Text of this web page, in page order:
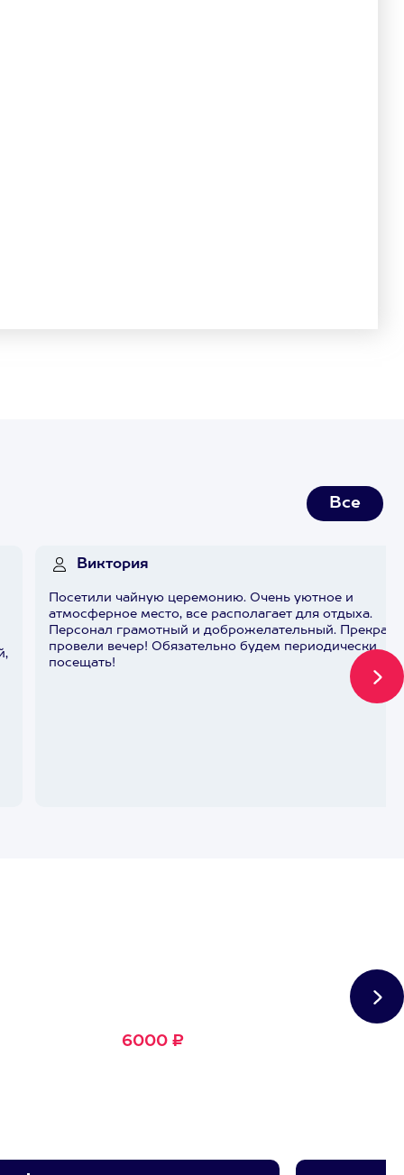
Все
Виктория
Посетили чайную церемонию. Очень уютное и
атмосферное место, все располагает для отдыха.
Персонал грамотный и доброжелательный.
провели вечер! Обязательно будем периодически
посещать!
6000 ₽